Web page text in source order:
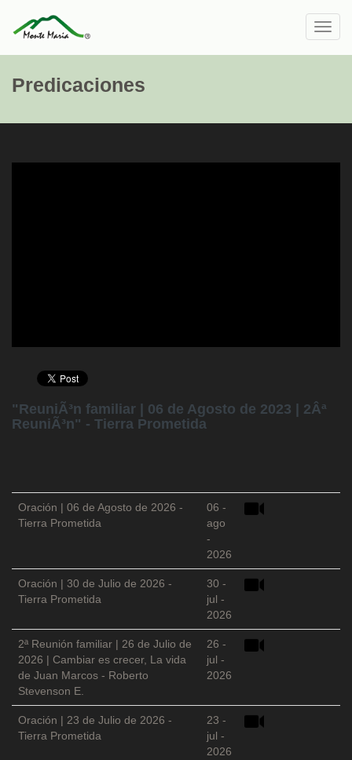
Predicaciones
"ReuniÃ³n familiar | 06 de Agosto de 2023 | 2Âª
ReuniÃ³n" - Tierra Prometida
Oración | 06 de Agosto de 2026 -
Tierra Prometida
06 -
ago
-
2026
Oración | 30 de Julio de 2026 -
Tierra Prometida
30 -
jul -
2026
2ª Reunión familiar | 26 de Julio de
2026 | Cambiar es crecer, La vida
de Juan Marcos - Roberto
Stevenson E.
26 -
jul -
2026
Oración | 23 de Julio de 2026 -
Tierra Prometida
23 -
jul -
2026